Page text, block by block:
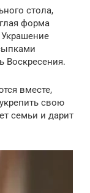
стола,
форма
Воскресения.
вместе,
свою
семьи и дарит